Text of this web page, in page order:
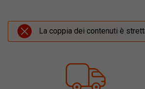
La coppia dei contenuti è